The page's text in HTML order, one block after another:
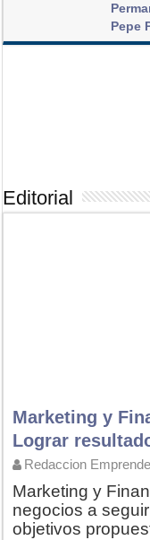
Pepe
Editorial
Marketing y
Lograr
Redaccion
Marketing y
negocios a
objetivos